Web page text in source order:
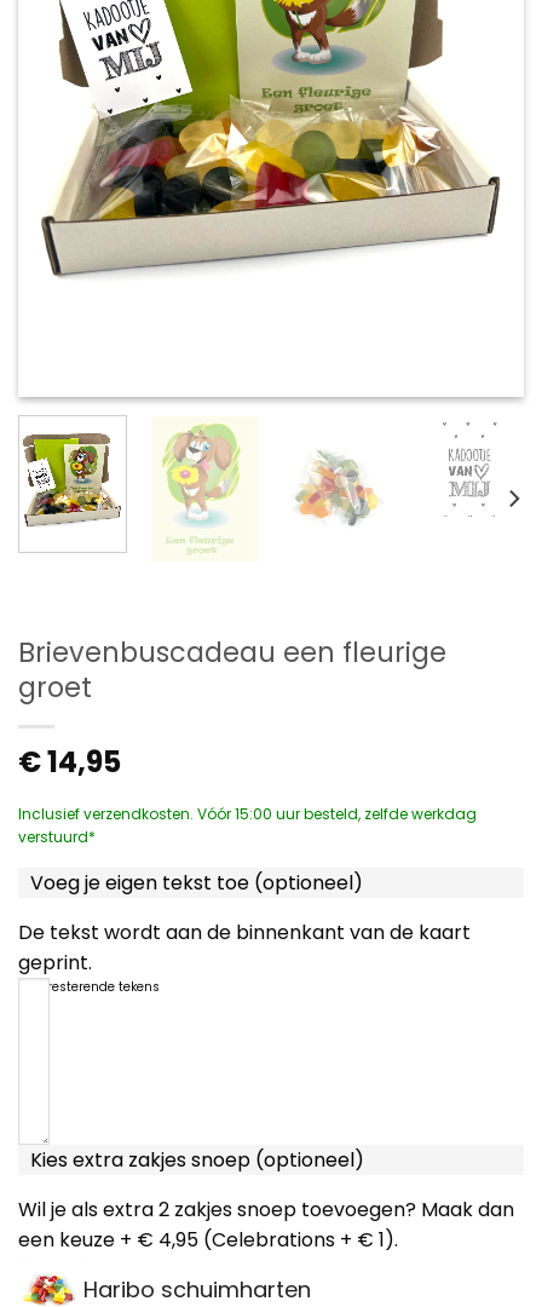
Brievenbuscadeau een fleurige
groet
€14,95
Inclusief verzendkosten. Vóór 15:00 uur besteld, zelfde werkdag
verstuurd*
Voeg je eigen tekst toe (optioneel)
De tekst wordt aan de binnenkant van de kaart
geprint.
resterende tekens
Kies extra zakjes snoep (optioneel)
Wil je als extra 2 zakjes snoep toevoegen? Maak dan
een keuze + € 4,95 (Celebrations + € 1).
Haribo schuimharten